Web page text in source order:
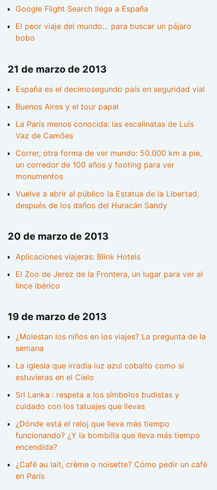
Google Flight Search llega a España
El peor viaje del mundo… para buscar un pájaro
bobo
21 de marzo de 2013
España es el decimosegundo país en seguridad vial
Buenos Aires y el tour papal
La París menos conocida: las escalinatas de Luís
Vaz de Camões
Correr, otra forma de ver mundo: 50.000 km a pie,
un corredor de 100 años y footing para ver
monumentos
Vuelve a abrir al público la Estatua de la Libertad,
después de los daños del Huracán Sandy
20 de marzo de 2013
Aplicaciones viajeras: Blink Hotels
El Zoo de Jerez de la Frontera, un lugar para ver al
lince ibérico
19 de marzo de 2013
¿Molestan los niños en los viajes? La pregunta de la
semana
La iglesia que irradia luz azul cobalto como si
estuvieras en el Cielo
Sri Lanka : respeta a los símbolos budistas y
cuidado con los tatuajes que llevas
¿Dónde está el reloj que lleva más tiempo
funcionando? ¿Y la bombilla que lleva más tiempo
encendida?
¿Café au lait, crème o noisette? Cómo pedir un café
en París